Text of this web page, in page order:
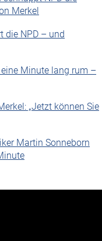
Merkel
die NPD – und
Minute lang rum –
„Jetzt können Sie
Martin Sonneborn